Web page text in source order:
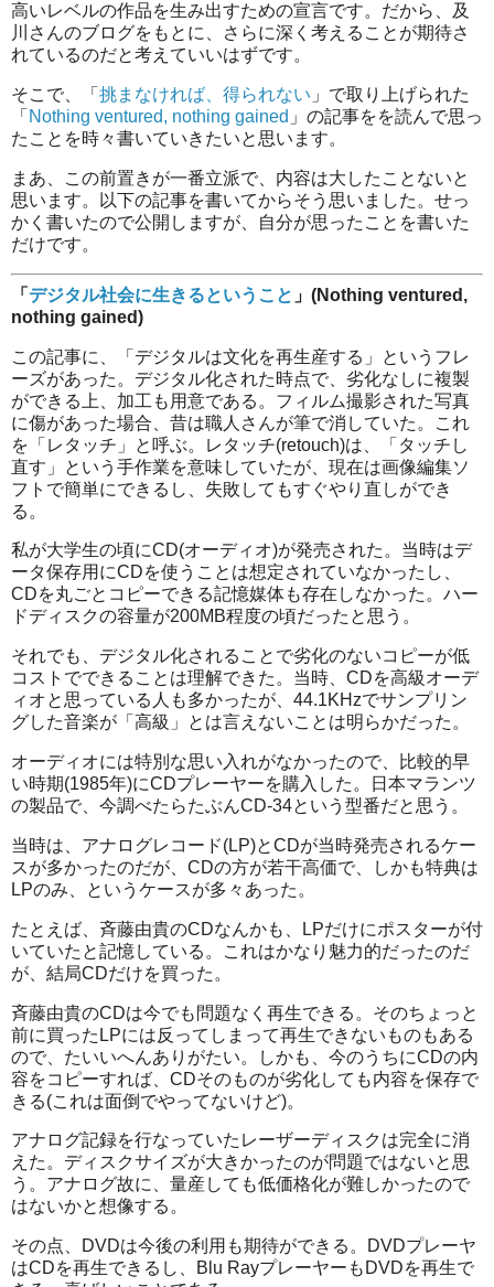
高いレベルの作品を生み出すための宣言です。だから、及
川さんのブログをもとに、さらに深く考えることが期待さ
れているのだと考えていいはずです。
そこで、「 挑まなければ、得られない 」で取り上げられた
「 Nothing ventured, nothing gained 」の記事をを読んで思っ
たことを時々書いていきたいと思います。
まあ、この前置きが一番立派で、内容は大したことないと
思います。以下の記事を書いてからそう思いました。せっ
かく書いたので公開しますが、自分が思ったことを書いた
だけです。
「 デジタル社会に生きるということ 」(Nothing ventured,
nothing gained)
この記事に、「デジタルは文化を再生産する」というフレ
ーズがあった。デジタル化された時点で、劣化なしに複製
ができる上、加工も用意である。フィルム撮影された写真
に傷があった場合、昔は職人さんが筆で消していた。これ
を「レタッチ」と呼ぶ。レタッチ(retouch)は、「タッチし
直す」という手作業を意味していたが、現在は画像編集ソ
フトで簡単にできるし、失敗してもすぐやり直しができ
る。
私が大学生の頃にCD(オーディオ)が発売された。当時はデ
ータ保存用にCDを使うことは想定されていなかったし、
CDを丸ごとコピーできる記憶媒体も存在しなかった。ハー
ドディスクの容量が200MB程度の頃だったと思う。
それでも、デジタル化されることで劣化のないコピーが低
コストでできることは理解できた。当時、CDを高級オーデ
ィオと思っている人も多かったが、44.1KHzでサンプリン
グした音楽が「高級」とは言えないことは明らかだった。
オーディオには特別な思い入れがなかったので、比較的早
い時期(1985年)にCDプレーヤーを購入した。日本マランツ
の製品で、今調べたらたぶんCD-34という型番だと思う。
当時は、アナログレコード(LP)とCDが当時発売されるケー
スが多かったのだが、CDの方が若干高価で、しかも特典は
LPのみ、というケースが多々あった。
たとえば、斉藤由貴のCDなんかも、LPだけにポスターが付
いていたと記憶している。これはかなり魅力的だったのだ
が、結局CDだけを買った。
斉藤由貴のCDは今でも問題なく再生できる。そのちょっと
前に買ったLPには反ってしまって再生できないものもある
ので、たいいへんありがたい。しかも、今のうちにCDの内
容をコピーすれば、CDそのものが劣化しても内容を保存で
きる(これは面倒でやってないけど)。
アナログ記録を行なっていたレーザーディスクは完全に消
えた。ディスクサイズが大きかったのが問題ではないと思
う。アナログ故に、量産しても低価格化が難しかったので
はないかと想像する。
その点、DVDは今後の利用も期待ができる。DVDプレーヤ
はCDを再生できるし、Blu RayプレーヤーもDVDを再生で